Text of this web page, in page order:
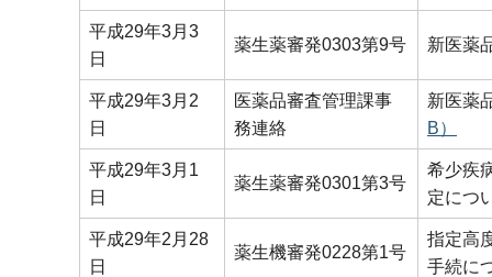
平成29年3月3
日
薬生薬審発0303第9号 新医薬
平成29年3月2
日
医薬品審査管理課事
務連絡
新医薬
B）
平成29年3月1
日
薬生薬審発0301第3号
希少疾
定につ
平成29年2月28
日
薬生機審発0228第1号
指定高
手続に